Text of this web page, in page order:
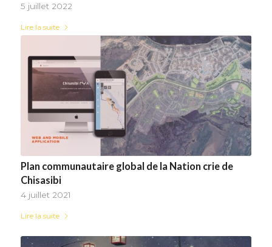
5 juillet 2022
Lire la suite
Plan communautaire global de la Nation crie de
Chisasibi
4 juillet 2021
Lire la suite